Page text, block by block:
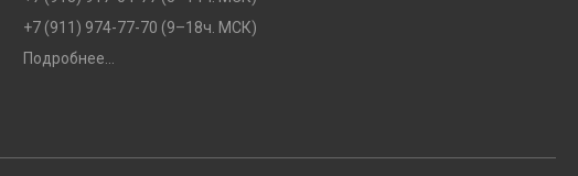
+7 (911) 974-77-70 (9–18ч. МСК)
Подробнее...